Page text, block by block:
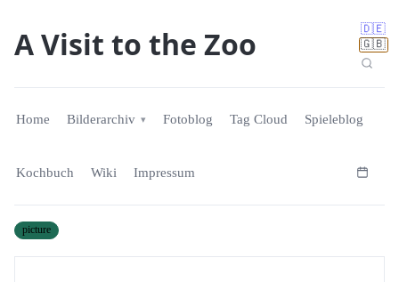
🇩🇪
🇬🇧
A Visit to the Zoo
Home Bilderarchiv Fotoblog Tag Cloud Spieleblog
Kochbuch Wiki Impressum
picture